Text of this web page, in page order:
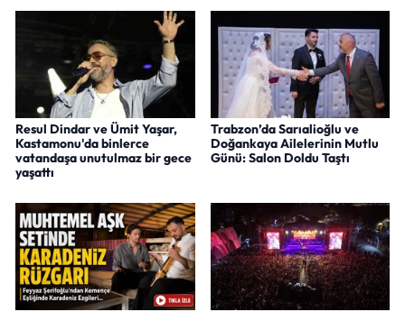
Resul Dindar ve Ümit Yaşar,
Kastamonu'da binlerce
vatandaşa unutulmaz bir gece
yaşattı
Trabzon’da Sarıalioğlu ve
Doğankaya Ailelerinin Mutlu
Günü: Salon Doldu Taştı